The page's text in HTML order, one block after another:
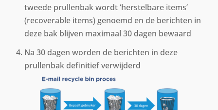
tweede prullenbak wordt ‘herstelbare items’
(recoverable items) genoemd en de berichten in
deze bak blijven maximaal 30 dagen bewaard
Na 30 dagen worden de berichten in deze
prullenbak definitief verwijderd